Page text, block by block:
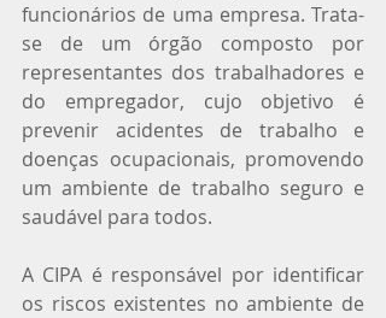
funcionários de uma empresa. Trata-
se de um órgão composto por
representantes dos trabalhadores e
do empregador, cujo objetivo é
prevenir acidentes de trabalho e
doenças ocupacionais, promovendo
um ambiente de trabalho seguro e
saudável para todos.
A CIPA é responsável por identificar
os riscos existentes no ambiente de